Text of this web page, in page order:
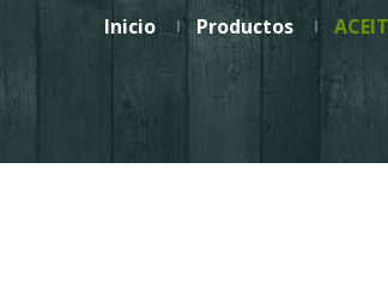
Inicio Productos